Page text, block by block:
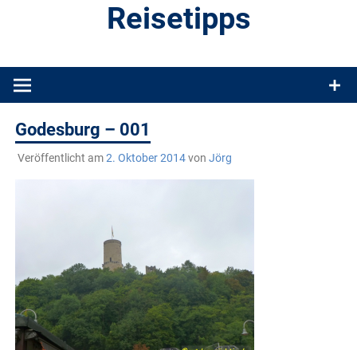
Reisetipps
Produkttests und Buchrezensionen. Ein Blog für alle, die gern
Godesburg – 001
Veröffentlicht am2. Oktober 2014von Jörg